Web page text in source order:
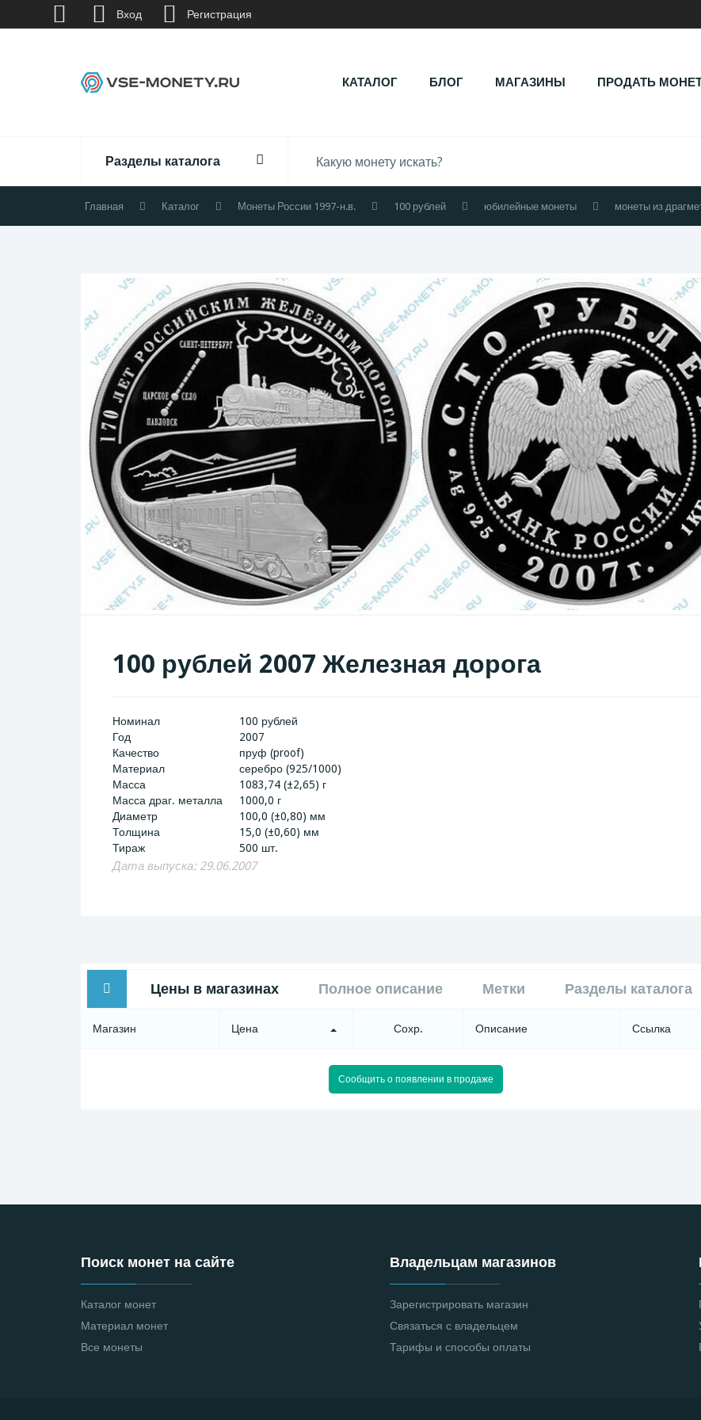
КАТАЛОГ БЛОГ МАГАЗИНЫ ПРОДАТЬ
Разделы каталога
Главная Каталог Монеты России 1997-н.в. 100 рублей юбилейные монеты монеты из
100 рублей 2007 Железная дорога
Номинал
100 рублей
Год
2007
Качество
пруф (proof)
Материал
серебро (925/1000)
Масса
1083,74 (±2,65) г
Масса драг. металла
1000,0 г
Диаметр
100,0 (±0,80) мм
Толщина
15,0 (±0,60) мм
Тираж
500 шт.
Дата выпуска: 29.06.2007
Цены в магазинах Полное описание Метки Разделы каталога
Магазин Цена Сохр. Описание Ссылка
Сообщить о появлении в продаже
Поиск монет на сайте
Каталог монет
Материал монет
Все монеты
Владельцам магазинов
Зарегистрировать магазин
Связаться с владельцем
Тарифы и способы оплаты
Вход Регистрация